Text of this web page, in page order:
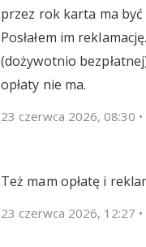
przez rok karta ma być
Posłałem im
(dożywotnio
opłaty nie ma.
23 czerwca 2026, 08:30 •
Też mam opłatę i
23 czerwca 2026, 12:27 •